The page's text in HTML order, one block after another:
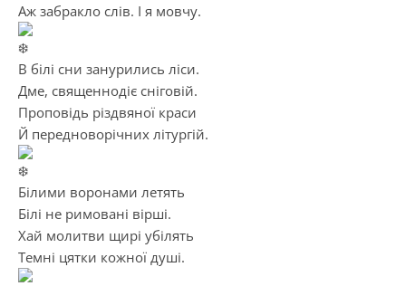
Аж забракло слів. І я мовчу.
В білі сни занурились ліси.
Дме, священнодіє сніговій.
Проповідь різдвяної краси
Й передноворічних літургій.
Білими воронами летять
Білі не римовані вірші.
Хай молитви щирі убілять
Темні цятки кожної душі.